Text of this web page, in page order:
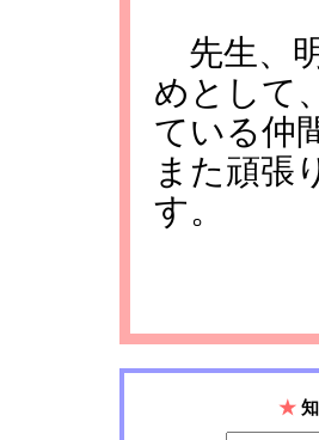
先生、
めとして
ている仲
また頑張
す。
★